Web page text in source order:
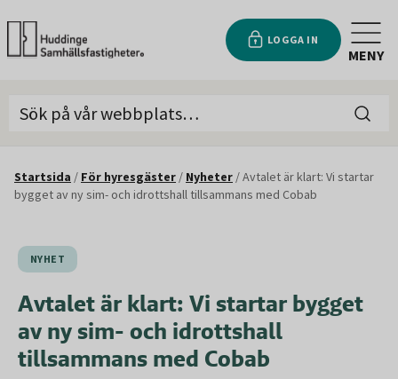
LOGGA IN
MENY
Startsida / För hyresgäster / Nyheter /Avtalet är klart: Vi startar
bygget av ny sim- och idrottshall tillsammans med Cobab
NYHET
Avtalet är klart: Vi startar bygget
av ny sim- och idrottshall
tillsammans med Cobab